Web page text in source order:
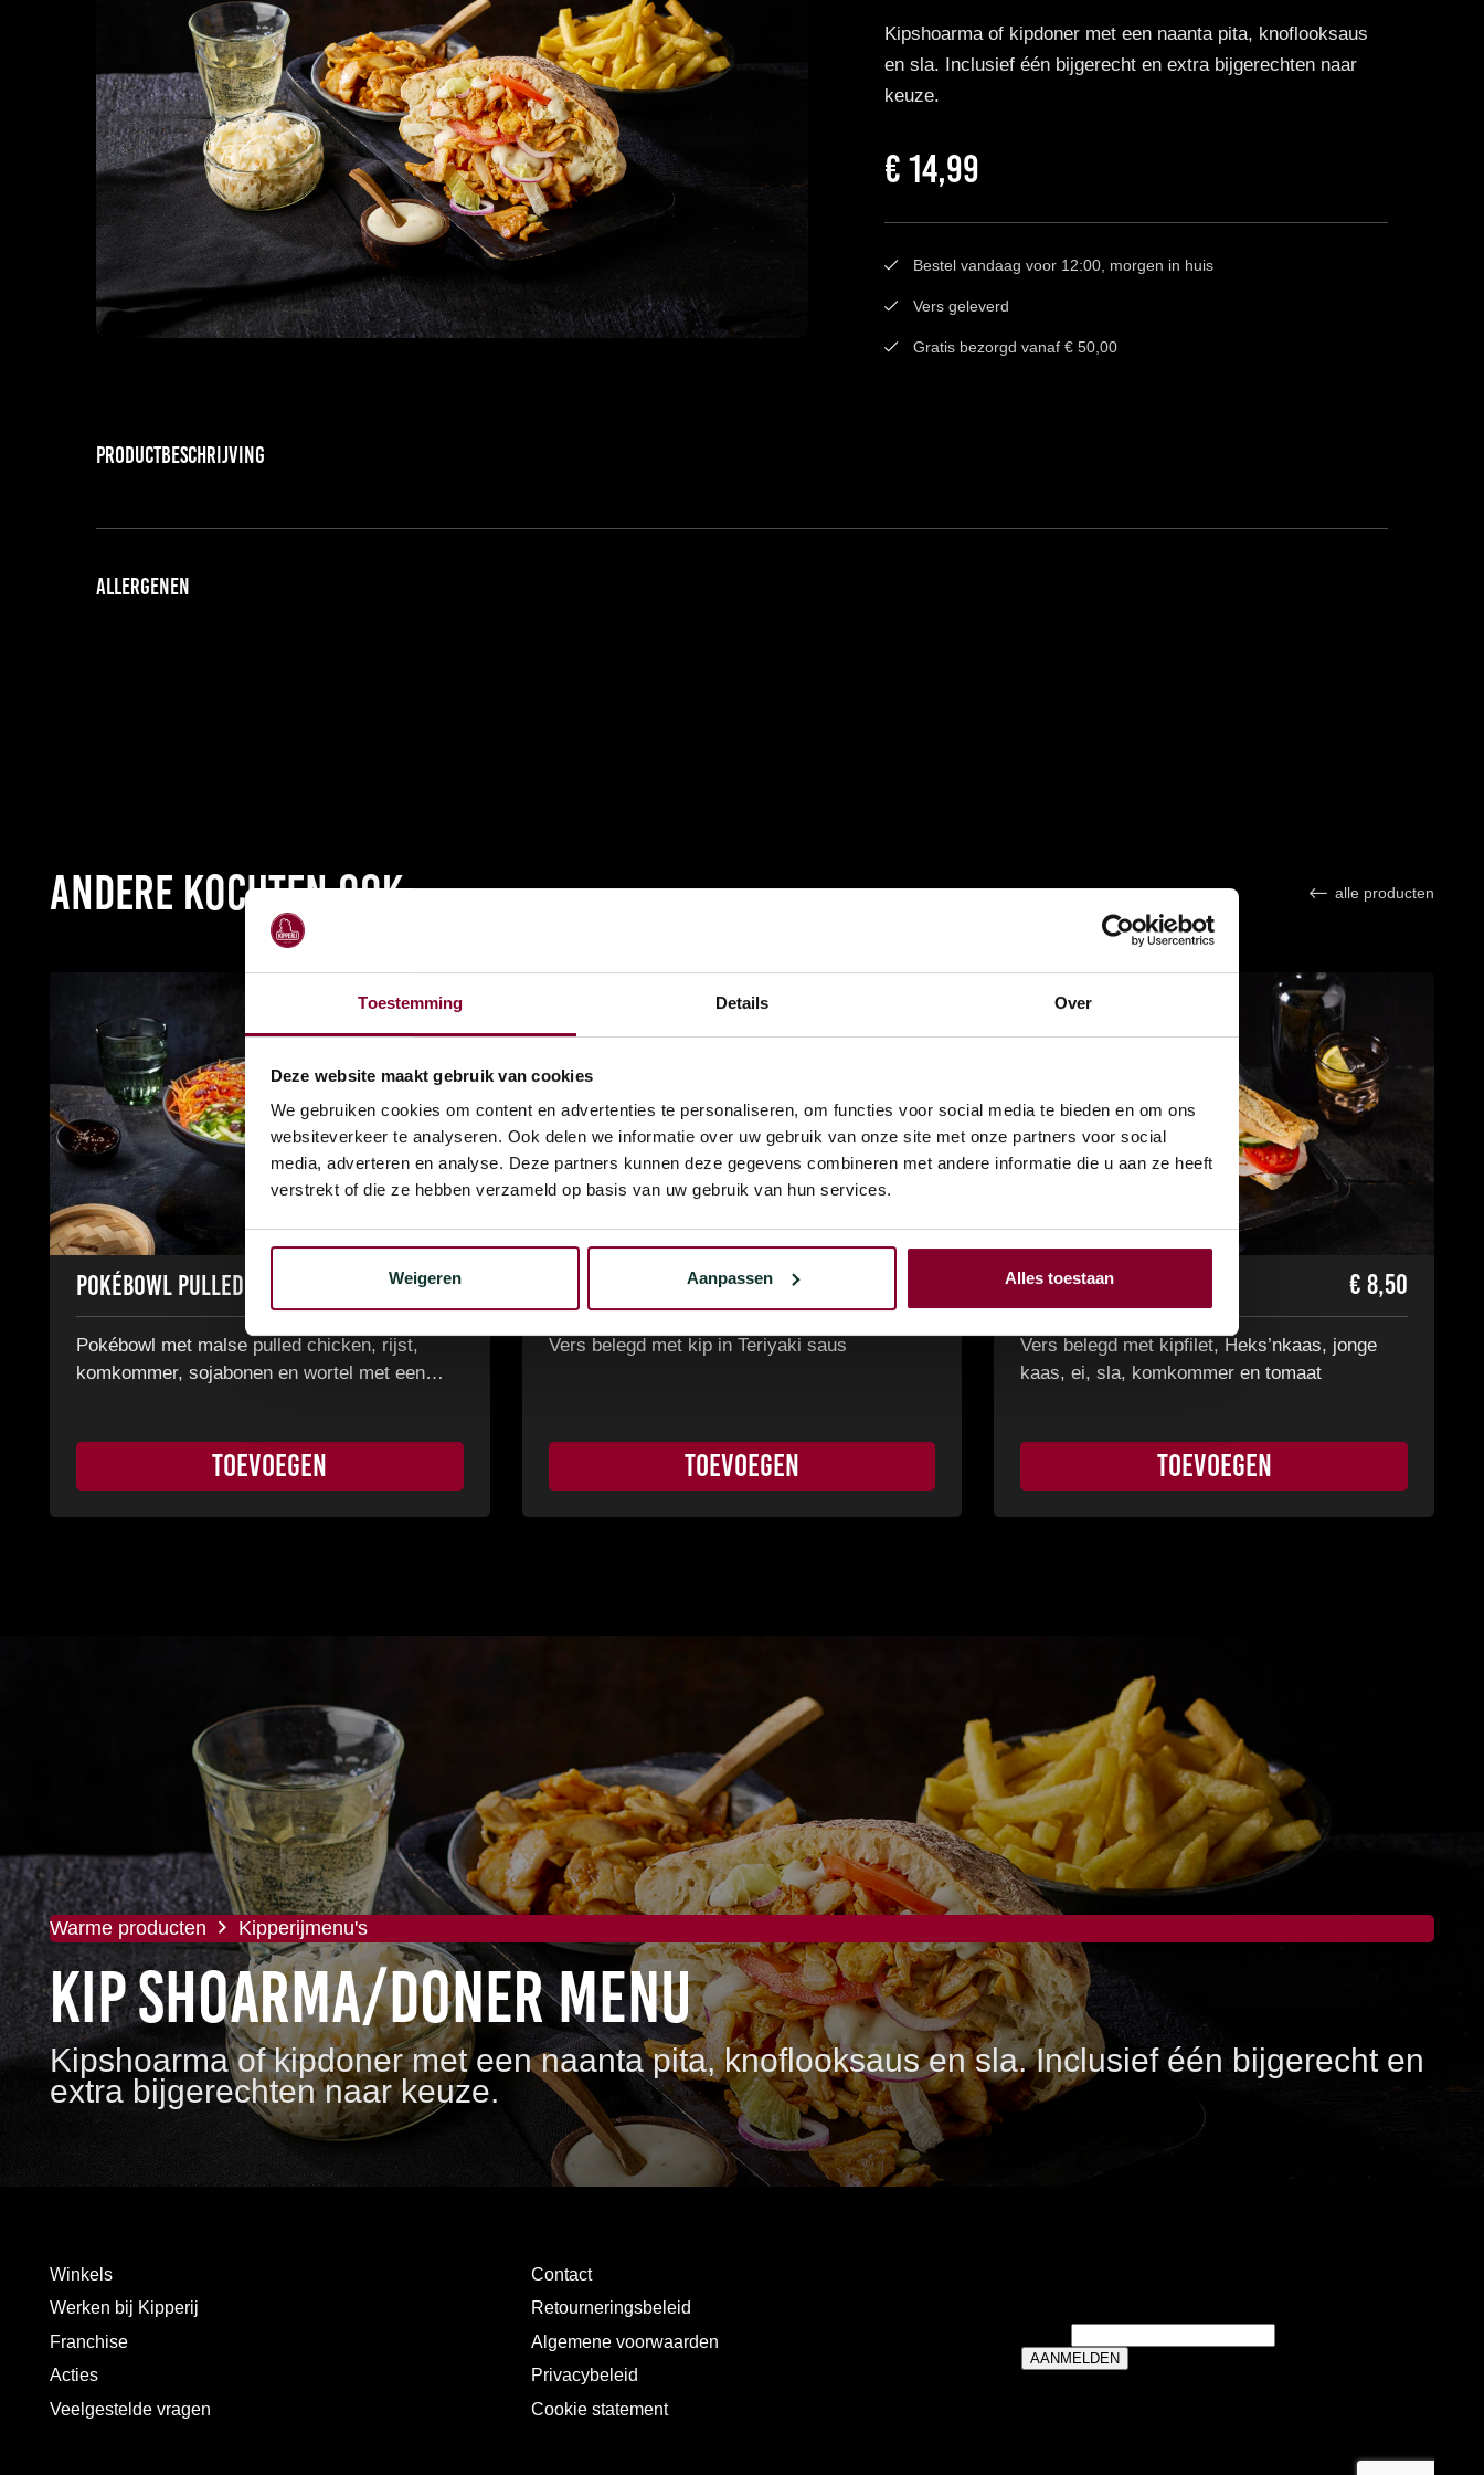
Toestemming Details Over
Deze website maakt gebruik van cookies
We gebruiken cookies om content en advertenties te personaliseren, om functies voor social media te bieden en om ons
websiteverkeer te analyseren. Ook delen we informatie over uw gebruik van onze site met onze partners voor social
media, adverteren en analyse. Deze partners kunnen deze gegevens combineren met andere informatie die u aan ze heeft
verstrekt of die ze hebben verzameld op basis van uw gebruik van hun services.
Weigeren Aanpassen Alles toestaan
Kipshoarma of kipdoner met een naanta pita, knoflooksaus
en sla. Inclusief één bijgerecht en extra bijgerechten naar
keuze.
€ 14,99
Bestel vandaag voor 12:00, morgen in huis
Vers geleverd
Gratis bezorgd vanaf € 50,00
Productbeschrijving
Allergenen
Andere kochten ook alle producten
Pokébowl Pulled Chicken €12,99
Pokébowl met malse pulled chicken, rijst,
komkommer, sojabonen en wortel met een…
TOEVOEGEN
Teriyaki Chicken Broodje
Vers belegd met kip in Teriyaki saus
TOEVOEGEN
Broodje Kip Gezond € 8,50
Vers belegd met kipfilet, Heks’nkaas, jonge
kaas, ei, sla, komkommer en tomaat
TOEVOEGEN
Warme producten Kipperijmenu's
Kip shoarma/doner menu
Kipshoarma of kipdoner met een naanta pita, knoflooksaus en sla. Inclusief één bijgerecht en
extra bijgerechten naar keuze.
Winkels
Werken bij Kipperij
Franchise
Acties
Veelgestelde vragen
Contact
Retourneringsbeleid
Algemene voorwaarden
Privacybeleid
Cookie statement